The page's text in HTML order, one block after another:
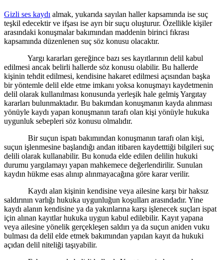
Gizli ses kaydı almak, yukarıda sayılan haller kapsamında ise suç
teşkil edecektir ve ifşası ise ayrı bir suçu oluşturur. Özellikle kişiler
arasındaki konuşmalar bakımından maddenin birinci fıkrası
kapsamında düzenlenen suç söz konusu olacaktır.
Yargı kararları gereğince bazı ses kayıtlarının delil kabul
edilmesi ancak belirli hallerde söz konusu olabilir. Bu hallerde
kişinin tehdit edilmesi, kendisine hakaret edilmesi açısından başka
bir yöntemle delil elde etme imkanı yoksa konuşmayı kaydetmenin
delil olarak kullanılması konusunda yerleşik hale gelmiş Yargıtay
kararları bulunmaktadır. Bu bakımdan konuşmanın kayda alınması
yönüyle kaydı yapan konuşmanın tarafı olan kişi yönüyle hukuka
uygunluk sebepleri söz konusu olmalıdır.
Bir suçun ispatı bakımından konuşmanın tarafı olan kişi,
suçun işlenmesine başlandığı andan itibaren kaydetttiği bilgileri suç
delili olarak kullanabilir. Bu konuda elde edilen delilin hukuki
durumu yargılamayı yapan mahkemece değerlendirilir. Sunulan
kaydın hükme esas alınıp alınmayacağına göre karar verilir.
Kaydı alan kişinin kendisine veya ailesine karşı bir haksız
saldırının varlığı hukuka uygunluğun koşulları arasındadır. Yine
kaydı alanın kendisine ya da yakınlarına karşı işlenecek suçları ispat
için alınan kayıtlar hukuka uygun kabul edilebilir. Kayıt yapana
veya ailesine yönelik gerçekleşen saldırı ya da suçun aniden vuku
bulması da delil elde etmek bakımından yapılan kayıt da hukuki
açıdan delil niteliği taşıyabilir.